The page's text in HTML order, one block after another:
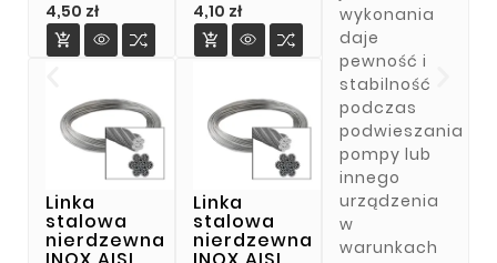
4,50 złCena

Linka
stalowa
nierdzewna
4,10 złCena

Linka
stalowa
nierdzewna
wykonania
daje
pewność i
stabilność
podczas
podwieszania
pompy lub
innego
urządzenia
w
warunkach